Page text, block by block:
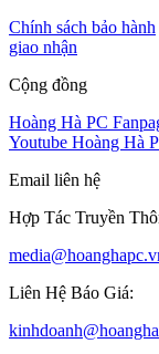
Chính sách bảo hành
giao nhận
Cộng đồng
Hoàng Hà PC
Youtube Hoàng Hà
Email liên hệ
Hợp Tác Truyền
Liên Hệ Báo Giá: